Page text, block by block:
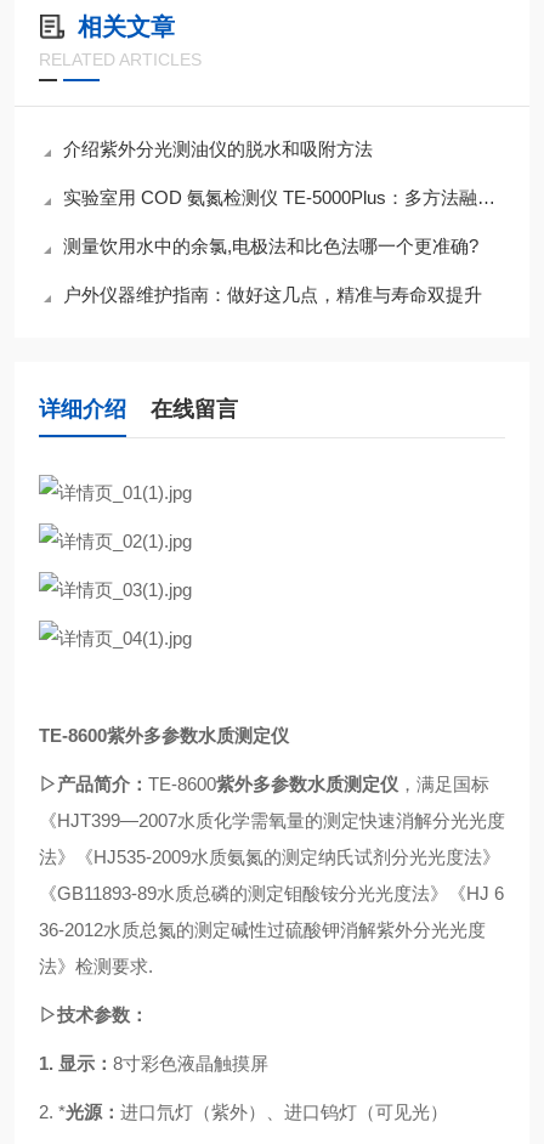
相关文章
RELATED ARTICLES
介绍紫外分光测油仪的脱水和吸附方法
实验室用 COD 氨氮检测仪 TE-5000Plus：多方法融合的高精度检测特性
测量饮用水中的余氯,电极法和比色法哪一个更准确?
户外仪器维护指南：做好这几点，精准与寿命双提升
详细介绍 在线留言
TE-8600紫外多参数水质测定仪
▷产品简介： TE-8600紫外多参数水质测定仪 ， 满足国标
《HJT399—2007水质化学需氧量的测定快速消解分光光度
法》《HJ535-2009水质氨氮的测定纳氏试剂分光光度法》
《GB11893-89水质总磷的测定钼酸铵分光光度法》《HJ 6
36-2012水质总氮的测定碱性过硫酸钾消解紫外分光光度
法》检测要求.
▷技术参数：
1. 显示： 8寸彩色液晶触摸屏
2. *光源： 进口氘灯（紫外）、进口钨灯（可见光）